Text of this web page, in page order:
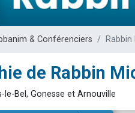
13
30
12
& Conférenciers Rabbin
de Rabbin
le-Bel, Gonesse et Arnouville